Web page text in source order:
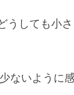
うしても小
ないように感